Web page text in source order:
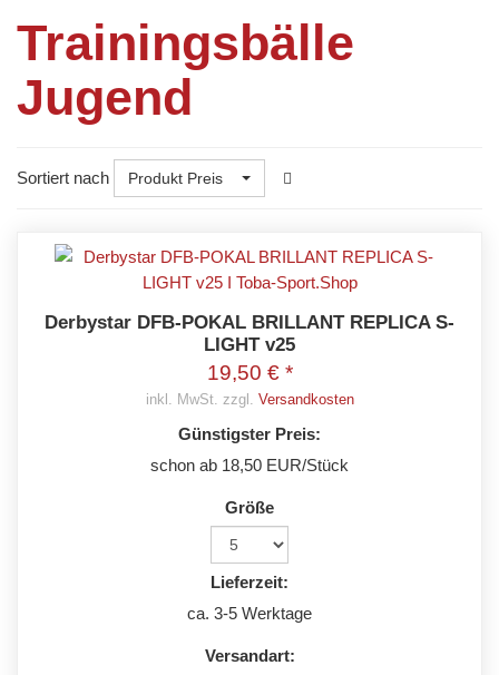
Trainingsbälle
Jugend
Sortiert nach Produkt Preis
Derbystar DFB-POKAL BRILLANT REPLICA S-
LIGHT v25
19,50 € *
inkl. MwSt. zzgl. Versandkosten
Günstigster Preis:
schon ab 18,50 EUR/Stück
Größe
Lieferzeit:
ca. 3-5 Werktage
Versandart: